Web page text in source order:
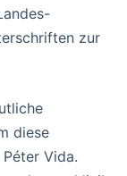
zur
diese
Vida.